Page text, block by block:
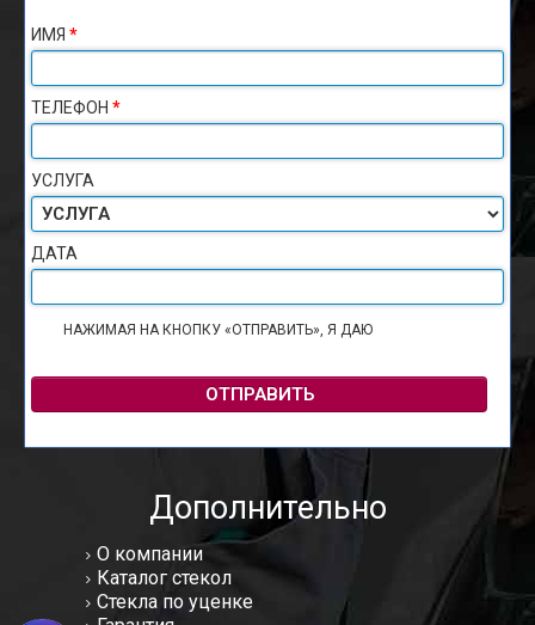
ИМЯ *
ТЕЛЕФОН *
УСЛУГА
ДАТА
НАЖИМАЯ НА КНОПКУ «ОТПРАВИТЬ», Я ДАЮ
ОТПРАВИТЬ
Дополнительно
О компании
Каталог стекол
Стекла по уценке